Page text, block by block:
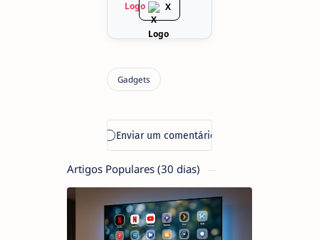
X
Artigos Populares (30 dias)